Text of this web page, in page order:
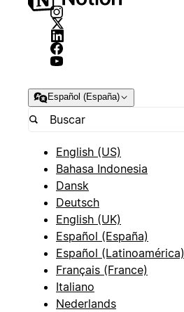
Español (España)
English (US)
Bahasa Indonesia
Dansk
Deutsch
English (UK)
Español (España)
Español (Latinoamérica)
Français (France)
Italiano
Nederlands